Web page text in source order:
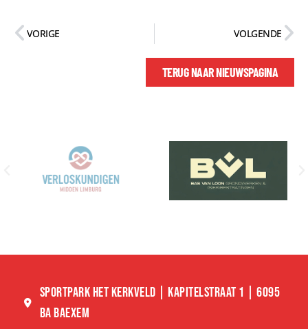
VORIGE VOLGENDE
TERUG NAAR NIEUWSPAGINA
SPORTPARK HET KERKVELD | KAPITELSTRAAT 1 | 6095
BA BAEXEM